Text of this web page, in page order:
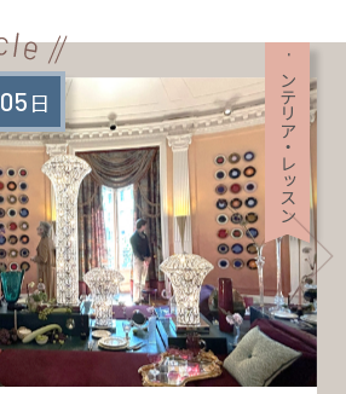
インテリア・レッスン
05 日